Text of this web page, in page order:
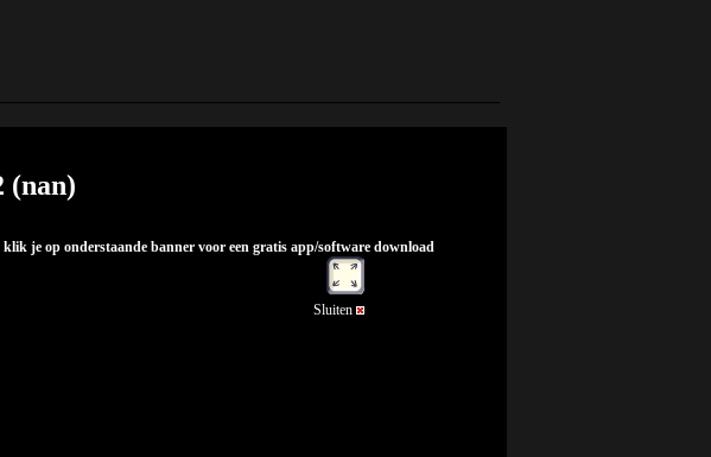
(nan)
je op onderstaande banner voor een gratis app/software download
Sluiten